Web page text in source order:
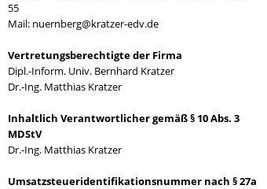
55
Mail: nuernberg@kratzer-edv.de
Vertretungsberechtigte der Firma
Dipl.-Inform. Univ. Bernhard Kratzer
Dr.-Ing. Matthias Kratzer
Inhaltlich Verantwortlicher gemäß § 10 Abs. 3
MDStV
Dr.-Ing. Matthias Kratzer
Umsatzsteueridentifikationsnummer nach § 27a